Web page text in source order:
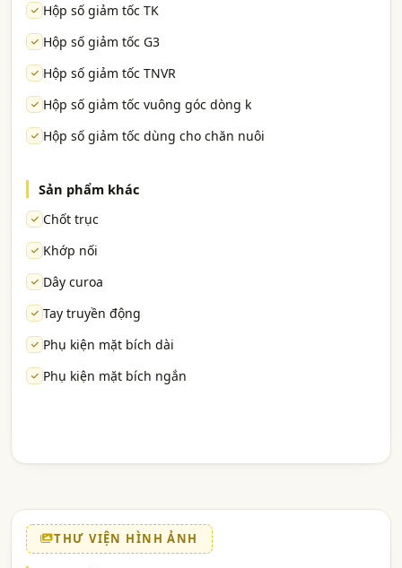
Hộp số giảm tốc TK
Hộp số giảm tốc G3
Hộp số giảm tốc TNVR
Hộp số giảm tốc vuông góc dòng k
Hộp số giảm tốc dùng cho chăn nuôi
Sản phẩm khác
Chốt trục
Khớp nối
Dây curoa
Tay truyền động
Phụ kiện mặt bích dài
Phụ kiện mặt bích ngắn
THƯ VIỆN HÌNH ẢNH